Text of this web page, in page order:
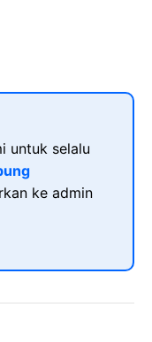
untuk selalu
ke admin